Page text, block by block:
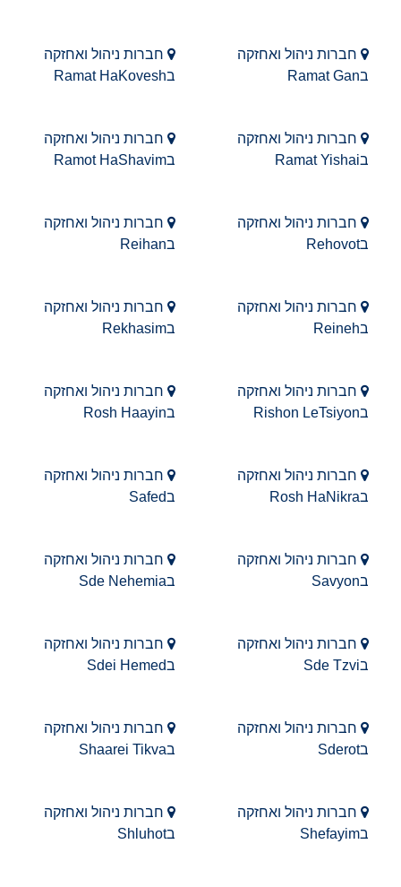
חברות ניהול ואחזקה
בRamat Gan
חברות ניהול ואחזקה
בRamat HaKovesh
חברות ניהול ואחזקה
בRamat Yishai
חברות ניהול ואחזקה
בRamot HaShavim
חברות ניהול ואחזקה
בRehovot
חברות ניהול ואחזקה
בReihan
חברות ניהול ואחזקה
בReineh
חברות ניהול ואחזקה
בRekhasim
חברות ניהול ואחזקה
בRishon LeTsiyon
חברות ניהול ואחזקה
בRosh Haayin
חברות ניהול ואחזקה
בRosh HaNikra
חברות ניהול ואחזקה
בSafed
חברות ניהול ואחזקה
בSavyon
חברות ניהול ואחזקה
בSde Nehemia
חברות ניהול ואחזקה
בSde Tzvi
חברות ניהול ואחזקה
בSdei Hemed
חברות ניהול ואחזקה
בSderot
חברות ניהול ואחזקה
בShaarei Tikva
חברות ניהול ואחזקה
בShefayim
חברות ניהול ואחזקה
בShluhot